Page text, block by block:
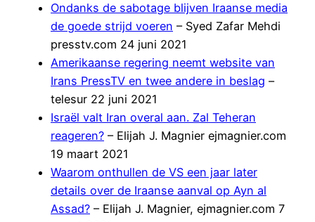
Ondanks de sabotage blijven Iraanse media
de goede strijd voeren – Syed Zafar Mehdi
presstv.com 24 juni 2021
Amerikaanse regering neemt website van
Irans PressTV en twee andere in beslag –
telesur 22 juni 2021
Israël valt Iran overal aan. Zal Teheran
reageren? – Elijah J. Magnier ejmagnier.com
19 maart 2021
Waarom onthullen de VS een jaar later
details over de Iraanse aanval op Ayn al
Assad? – Elijah J. Magnier, ejmagnier.com 7